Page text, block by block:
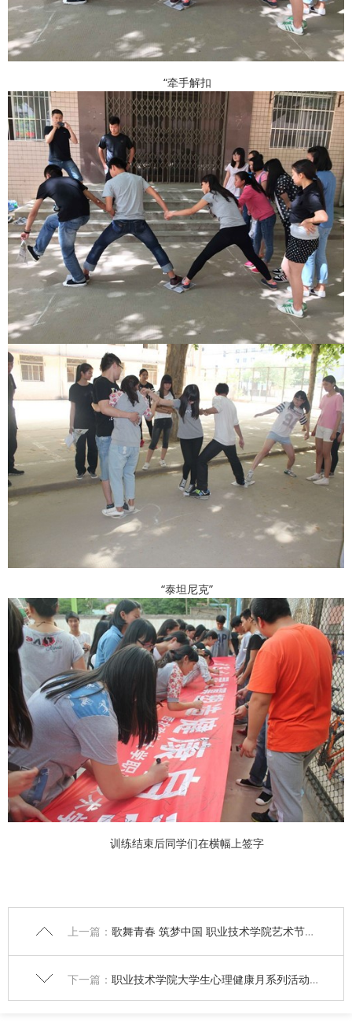
“牵手解扣
“泰坦尼克”
训练结束后同学们在横幅上签字
上一篇： 歌舞青春 筑梦中国 职业技术学院艺术节舞蹈表演取得佳绩
下一篇： 职业技术学院大学生心理健康月系列活动之一：心理素质拓展训练